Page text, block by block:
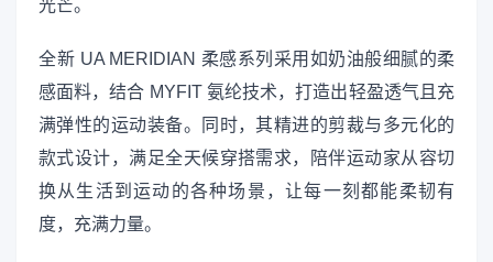
光芒。
全新 UA MERIDIAN 柔感系列采用如奶油般细腻的柔
感面料，结合 MYFIT 氨纶技术，打造出轻盈透气且充
满弹性的运动装备。同时，其精进的剪裁与多元化的
款式设计，满足全天候穿搭需求，陪伴运动家从容切
换从生活到运动的各种场景，让每一刻都能柔韧有
度，充满力量。